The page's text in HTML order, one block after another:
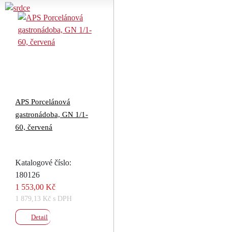
APS Porcelánová
gastronádoba, GN 1/1-
60, červená
Katalogové číslo:
180126
1 553,00 Kč
1 879,13 Kč s DPH
Detail